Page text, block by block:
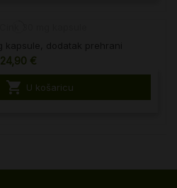
24,90 €
 U košaricu